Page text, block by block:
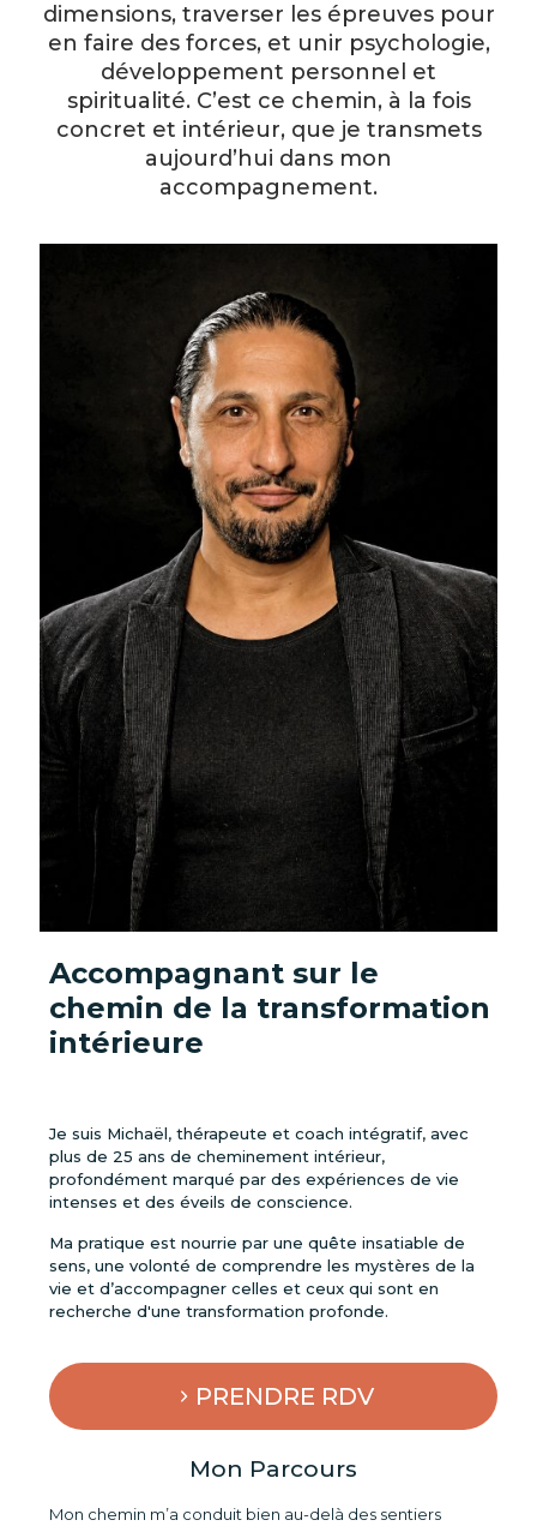
dimensions, traverser les épreuves pour
en faire des forces, et unir psychologie,
développement personnel et
spiritualité. C’est ce chemin, à la fois
concret et intérieur, que je transmets
aujourd’hui dans mon
accompagnement.
Accompagnant sur le
chemin de la transformation
intérieure
Je suis Michaël, thérapeute et coach intégratif, avec
plus de 25 ans de cheminement intérieur,
profondément marqué par des expériences de vie
intenses et des éveils de conscience.
Ma pratique est nourrie par une quête insatiable de
sens, une volonté de comprendre les mystères de la
vie et d’accompagner celles et ceux qui sont en
recherche d'une transformation profonde.
PRENDRE RDV
Mon Parcours
Mon chemin m’a conduit bien au-delà des sentiers